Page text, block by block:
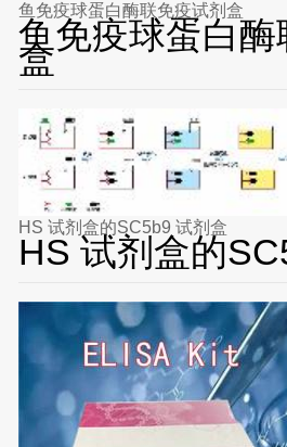
鱼免疫球蛋白酶联免疫试剂盒
鱼免疫球蛋白酶
盒
HS 试剂盒的SC5b9 试剂盒
HS 试剂盒的